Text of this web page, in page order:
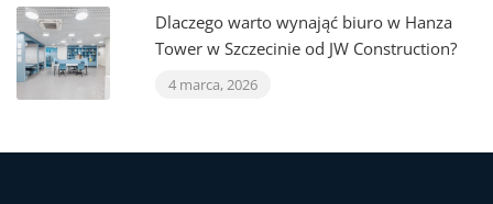
Dlaczego warto wynająć biuro w Hanza
Tower w Szczecinie od JW Construction?
4 marca, 2026